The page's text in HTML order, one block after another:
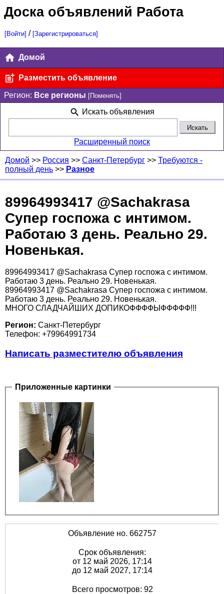
Доска объявлений Работа
[Войти] / [Зарегистрироваться]
Домой
Разместить объявление
Регион: Все регионы [Поменять]
Искать объявления
Расширенный поиск
Домой >> Россия >> Санкт-Петербург >> Требуются -
полный день >> Разное
89964993417 @Sachakrasa
Супер госпожа с интимом.
Работаю 3 день. Реально 29.
Новенькая.
89964993417 @Sachakrasa Супер госпожа с интимом.
Работаю 3 день. Реально 29. Новенькая.
89964993417 @Sachakrasa Супер госпожа с интимом.
Работаю 3 день. Реально 29. Новенькая.
МНОГО СЛАДЧАЙШИХ ДОПИКОФФФФЫФФФФФ!!!
Регион: Санкт-Петербург
Телефон: +79964991734
Написать разместителю объявления
Приложенные картинки
Объявление но. 662757
Срок объявления:
от 12 май 2026, 17:14
до 12 май 2027, 17:14
Всего просмотров: 92